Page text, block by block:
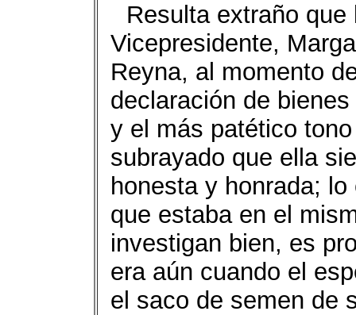
Resulta extraño
Vicepresidente,
Reyna, al momento
declaración de
y el más patético
subrayado que ella
honesta y honrada;
que estaba en el
investigan bien, es
era aún cuando el
el saco de semen de